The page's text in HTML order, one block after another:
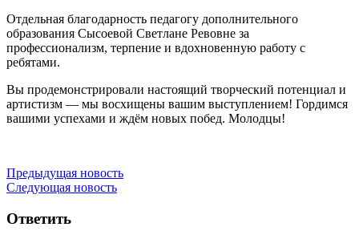
Отдельная благодарность педагогу дополнительного
образования Сысоевой Светлане Ревовне за
профессионализм, терпение и вдохновенную работу с
ребятами.
Вы продемонстрировали настоящий творческий потенциал и
артистизм — мы восхищены вашим выступлением! Гордимся
вашими успехами и ждём новых побед. Молодцы!
Навигация
по
записям
Предыдущая новость
Следующая новость
Ответить